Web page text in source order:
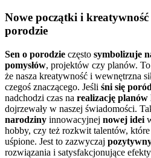
Nowe początki i
porodzie
Sen o porodzie często symbolizuje
pomysłów, projektów czy planów.
że nasza kreatywność i wewnętrzna
czegoś znaczącego. Jeśli śni się poród
nadchodzi czas na realizację planów
dojrzewały w naszej świadomości.
narodziny innowacyjnej nowej idei
hobby, czy też rozkwit talentów,
uśpione. Jest to zazwyczaj
rozwiązania i satysfakcjonujące